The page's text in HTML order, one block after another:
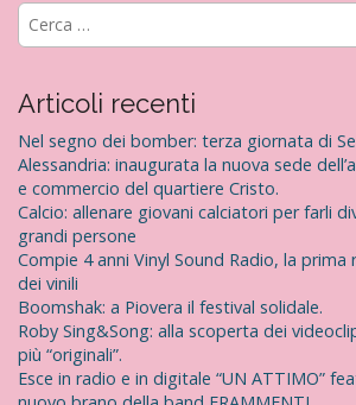
R
r
c
a
e
:
Articoli recenti
Nel segno dei bomber: terza giornata di
Alessandria: inaugurata la nuova sede
e commercio del quartiere Cristo.
Calcio: allenare giovani calciatori per farli
grandi persone
Compie 4 anni Vinyl Sound Radio, la prima
dei vinili
Boomshak: a Piovera il festival solidale.
Roby Sing&Song: alla scoperta dei
più “originali”.
Esce in radio e in digitale “UN ATTIMO”